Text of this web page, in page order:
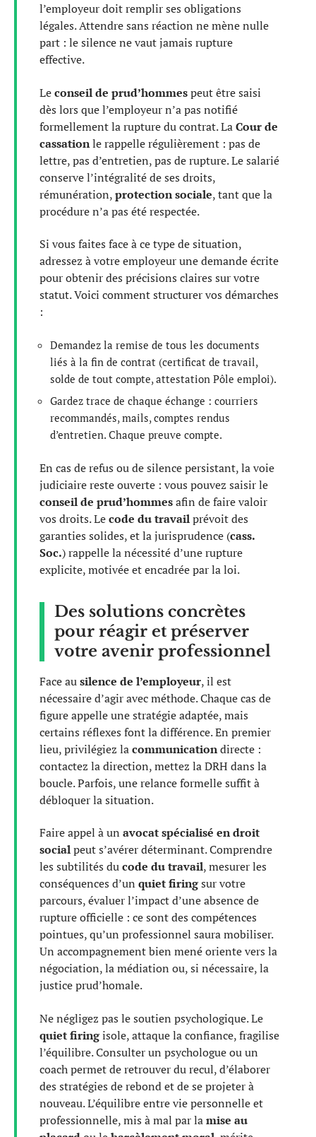
l’employeur doit remplir ses obligations
légales. Attendre sans réaction ne mène nulle
part : le silence ne vaut jamais rupture
effective.
Leconseil de prud’hommespeut être saisi
dès lors que l’employeur n’a pas notifié
formellement la rupture du contrat. LaCour de
cassationle rappelle régulièrement : pas de
lettre, pas d’entretien, pas de rupture. Le salarié
conserve l’intégralité de ses droits,
rémunération,protection sociale, tant que la
procédure n’a pas été respectée.
Si vous faites face à ce type de situation,
adressez à votre employeur une demande écrite
pour obtenir des précisions claires sur votre
statut. Voici comment structurer vos démarches
:
Demandez la remise de tous les documents
liés à la fin de contrat (certificat de travail,
solde de tout compte, attestation Pôle emploi).
Gardez trace de chaque échange : courriers
recommandés, mails, comptes rendus
d’entretien. Chaque preuve compte.
En cas de refus ou de silence persistant, la voie
judiciaire reste ouverte : vous pouvez saisir le
conseil de prud’hommesafin de faire valoir
vos droits. Lecode du travailprévoit des
garanties solides, et la jurisprudence (cass.
Soc.) rappelle la nécessité d’une rupture
explicite, motivée et encadrée par la loi.
Des solutions concrètes
pour réagir et préserver
votre avenir professionnel
Face ausilence de l’employeur, il est
nécessaire d’agir avec méthode. Chaque cas de
figure appelle une stratégie adaptée, mais
certains réflexes font la différence. En premier
lieu, privilégiez lacommunicationdirecte :
contactez la direction, mettez la DRH dans la
boucle. Parfois, une relance formelle suffit à
débloquer la situation.
Faire appel à un avocat spécialisé en droit
socialpeut s’avérer déterminant. Comprendre
les subtilités ducode du travail, mesurer les
conséquences d’un quiet firingsur votre
parcours, évaluer l’impact d’une absence de
rupture officielle : ce sont des compétences
pointues, qu’un professionnel saura mobiliser.
Un accompagnement bien mené oriente vers la
négociation, la médiation ou, si nécessaire, la
justice prud’homale.
Ne négligez pas le soutien psychologique. Le
quiet firingisole, attaque la confiance, fragilise
l’équilibre. Consulter un psychologue ou un
coach permet de retrouver du recul, d’élaborer
des stratégies de rebond et de se projeter à
nouveau. L’équilibre entre vie personnelle et
professionnelle, mis à mal par lamise au